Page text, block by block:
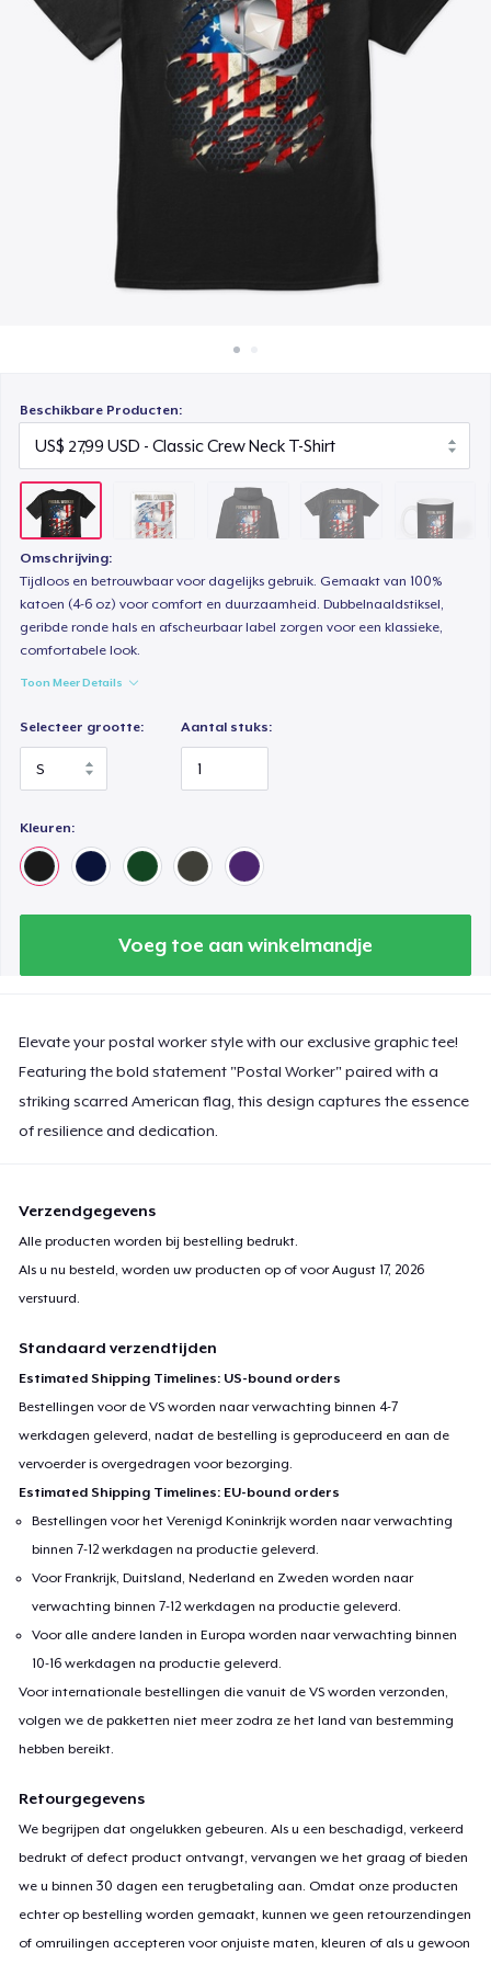
Verkoop overal
Verkoop alles
Beschikbare Producten:
Omschrijving:
Tijdloos en betrouwbaar voor dagelijks gebruik. Gemaakt van 100%
katoen (4-6 oz) voor comfort en duurzaamheid. Dubbelnaaldstiksel,
geribde ronde hals en afscheurbaar label zorgen voor een klassieke,
comfortabele look.
Toon Meer Details
Selecteer grootte: Aantal stuks:
Kleuren:
Voeg toe aan winkelmandje
Elevate your postal worker style with our exclusive graphic tee!
Featuring the bold statement "Postal Worker" paired with a
striking scarred American flag, this design captures the essence
of resilience and dedication.
Verzendgegevens
Alle producten worden bij bestelling bedrukt.
Als u nu besteld, worden uw producten op of voorAugust 17, 2026
verstuurd.
Standaard verzendtijden
Estimated Shipping Timelines: US-bound orders
Bestellingen voor de VS worden naar verwachting binnen 4-7
werkdagen geleverd, nadat de bestelling is geproduceerd en aan de
vervoerder is overgedragen voor bezorging.
Estimated Shipping Timelines: EU-bound orders
Bestellingen voor het Verenigd Koninkrijk worden naar verwachting
binnen 7-12 werkdagen na productie geleverd.
Voor Frankrijk, Duitsland, Nederland en Zweden worden naar
verwachting binnen 7-12 werkdagen na productie geleverd.
Voor alle andere landen in Europa worden naar verwachting binnen
10-16 werkdagen na productie geleverd.
Voor internationale bestellingen die vanuit de VS worden verzonden,
volgen we de pakketten niet meer zodra ze het land van bestemming
hebben bereikt.
Retourgegevens
We begrijpen dat ongelukken gebeuren. Als u een beschadigd, verkeerd
bedrukt of defect product ontvangt, vervangen we het graag of bieden
we u binnen 30 dagen een terugbetaling aan. Omdat onze producten
echter op bestelling worden gemaakt, kunnen we geen retourzendingen
of omruilingen accepteren voor onjuiste maten, kleuren of als u gewoon
Unisex Classic Pullover Hoodie
US$ 46,99
Comfort Tee
US$ 27,99
Mug
Unisex Classic Crewneck Sweatshirt
Premium V-Neck Tee
US$ 31,99
Classic Long Sleeve Tee
US$ 32,99
Premium V-Neck Tee
US$ 41,91